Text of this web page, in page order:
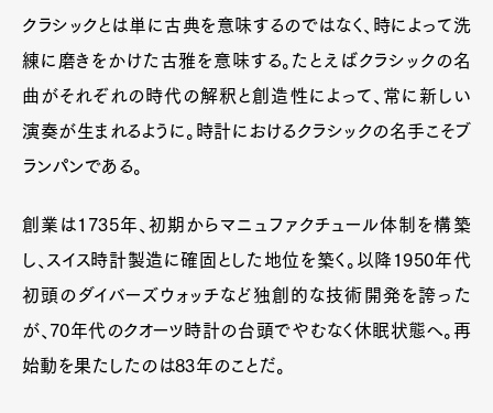
クラシックとは単に古典を意味するのではなく、時によって洗
練に磨きをかけた古雅を意味する。たとえばクラシックの名
曲がそれぞれの時代の解釈と創造性によって、常に新しい
演奏が生まれるように。時計におけるクラシックの名手こそブ
ランパンである。
創業は1735年、初期からマニュファクチュール体制を構築
し、スイス時計製造に確固とした地位を築く。以降1950年代
初頭のダイバーズウォッチなど独創的な技術開発を誇った
が、70年代のクオーツ時計の台頭でやむなく休眠状態へ。再
始動を果たしたのは83年のことだ。